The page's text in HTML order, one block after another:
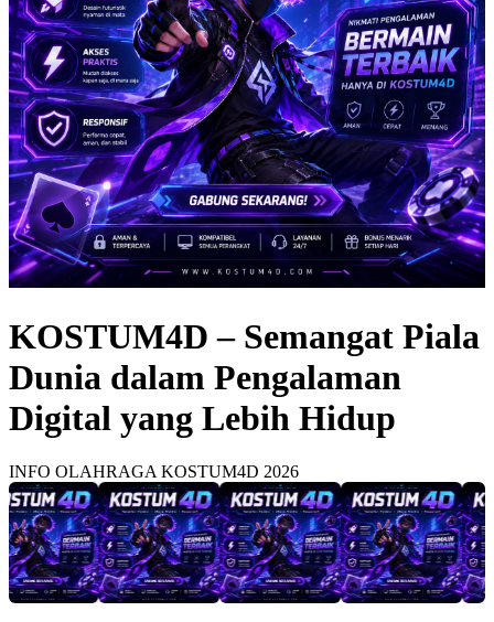
KOSTUM4D – Semangat Piala
Dunia dalam Pengalaman
Digital yang Lebih Hidup
INFO OLAHRAGA KOSTUM4D 2026